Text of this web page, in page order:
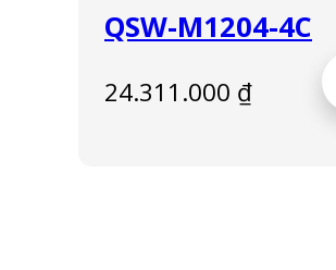
QSW-M1204-4C
24.311.000 ₫